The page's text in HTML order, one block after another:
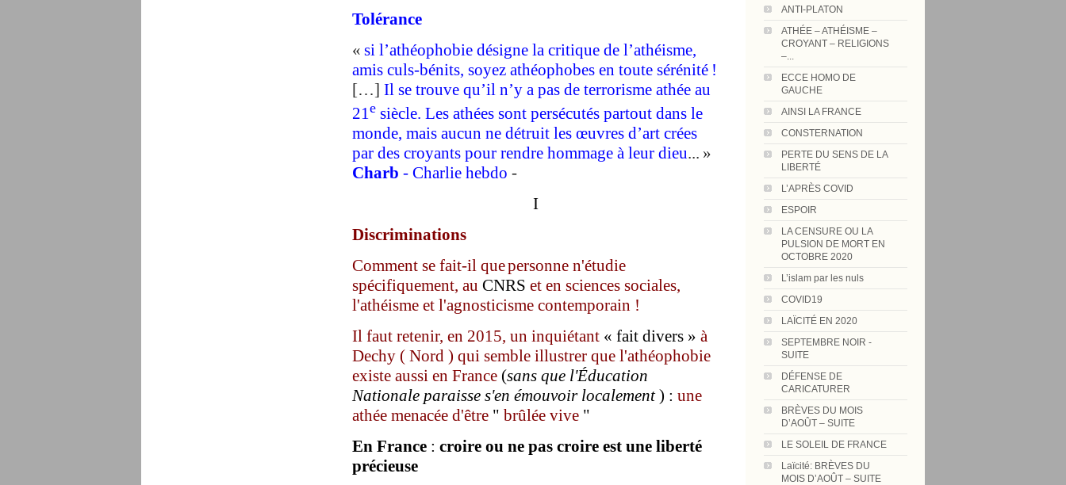
ANTI-PLATON
ATHÉE – ATHÉISME –
CROYANT – RELIGIONS
–...
ECCE HOMO DE
GAUCHE
AINSI LA FRANCE
CONSTERNATION
PERTE DU SENS DE LA
LIBERTÉ
L’APRÈS COVID
ESPOIR
LA CENSURE OU LA
PULSION DE MORT EN
OCTOBRE 2020
L’islam par les nuls
COVID19
LAÏCITÉ EN 2020
SEPTEMBRE NOIR -
SUITE
DÉFENSE DE
CARICATURER
BRÈVES DU MOIS
D’AOÛT – SUITE
LE SOLEIL DE FRANCE
Laïcité: BRÈVES DU
MOIS D’AOÛT – SUITE
Tolérance
« si l’athéophobie désigne la critique de l’athéisme,
amis culs-bénits, soyez athéophobes en toute sérénité !
[…] Il se trouve qu’il n’y a pas de terrorisme athée au
21e siècle. Les athées sont persécutés partout dans le
monde, mais aucun ne détruit les œuvres d’art crées
par des croyants pour rendre hommage à leur dieu... »
Charb - Charlie hebdo -
I
Discriminations
Comment se fait-il quepersonne n'étudie
spécifiquement, au CNRS et en sciences sociales,
l'athéisme et l'agnosticisme contemporain !
Il faut retenir, en 2015, un inquiétant « fait divers » à
Dechy ( Nord ) qui semble illustrer que l'athéophobie
existe aussi en France (sans que l'Éducation
Nationale paraisse s'en émouvoir localement) : une
athée menacée d'être " brûlée vive "
En France : croire ou ne pas croire est une liberté
précieuse